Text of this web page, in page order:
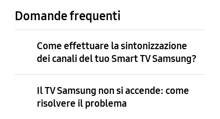
Domande frequenti
Come effettuare la sintonizzazione
dei canali del tuo Smart TV Samsung?
Il TV Samsung non si accende: come
risolvere il problema